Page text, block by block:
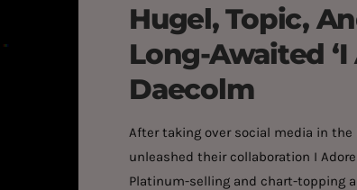
Hugel, Topic,
Long-Awaited
Daecolm
After taking over social media in
unleashed their collaboration I
Platinum-selling and chart-topping